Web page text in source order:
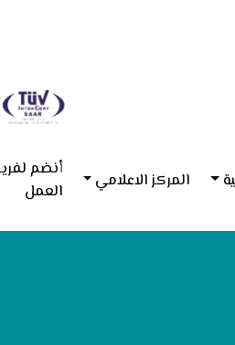
المركز الاعلامي
أنضم
العمل